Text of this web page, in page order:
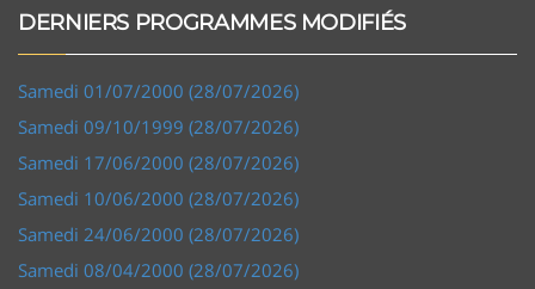
DERNIERS PROGRAMMES MODIFIÉS
Samedi 01/07/2000 (28/07/2026)
Samedi 09/10/1999 (28/07/2026)
Samedi 17/06/2000 (28/07/2026)
Samedi 10/06/2000 (28/07/2026)
Samedi 24/06/2000 (28/07/2026)
Samedi 08/04/2000 (28/07/2026)